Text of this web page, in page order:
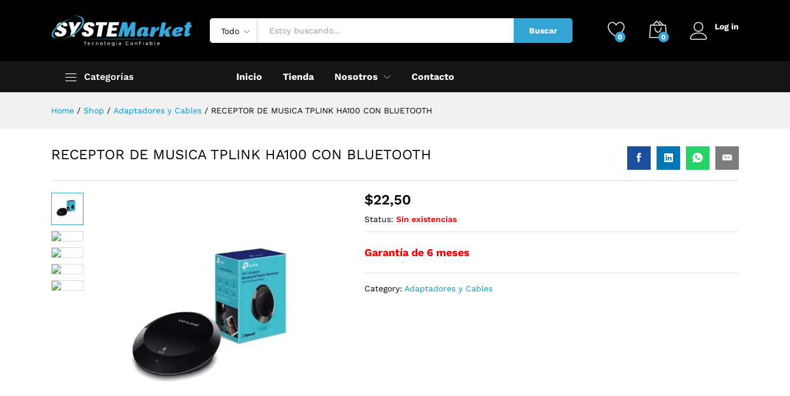
Todo Buscar
0 0
Log in
Categorías Inicio Tienda Nosotros Contacto
Home / Shop / Adaptadores y Cables / RECEPTOR DE MUSICA TPLINK HA100 CON BLUETOOTH
RECEPTOR DE MUSICA TPLINK HA100 CON BLUETOOTH
$22,50
Status: Sin existencias
Garantía de 6 meses
Category: Adaptadores y Cables